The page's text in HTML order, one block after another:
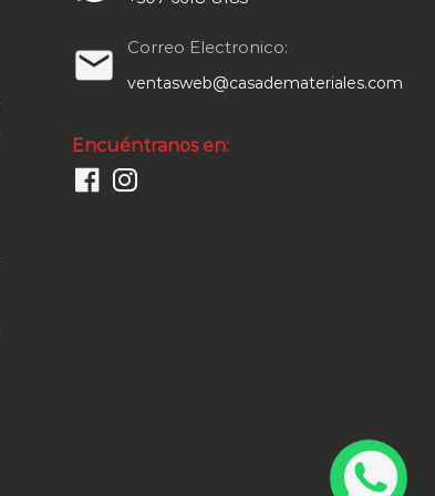
email Correo Electronico:
ventasweb@casademateriales.com
Encuéntranos en: